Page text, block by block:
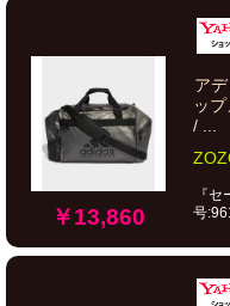
￥13,860
ア
ッ
/ ...
『
号